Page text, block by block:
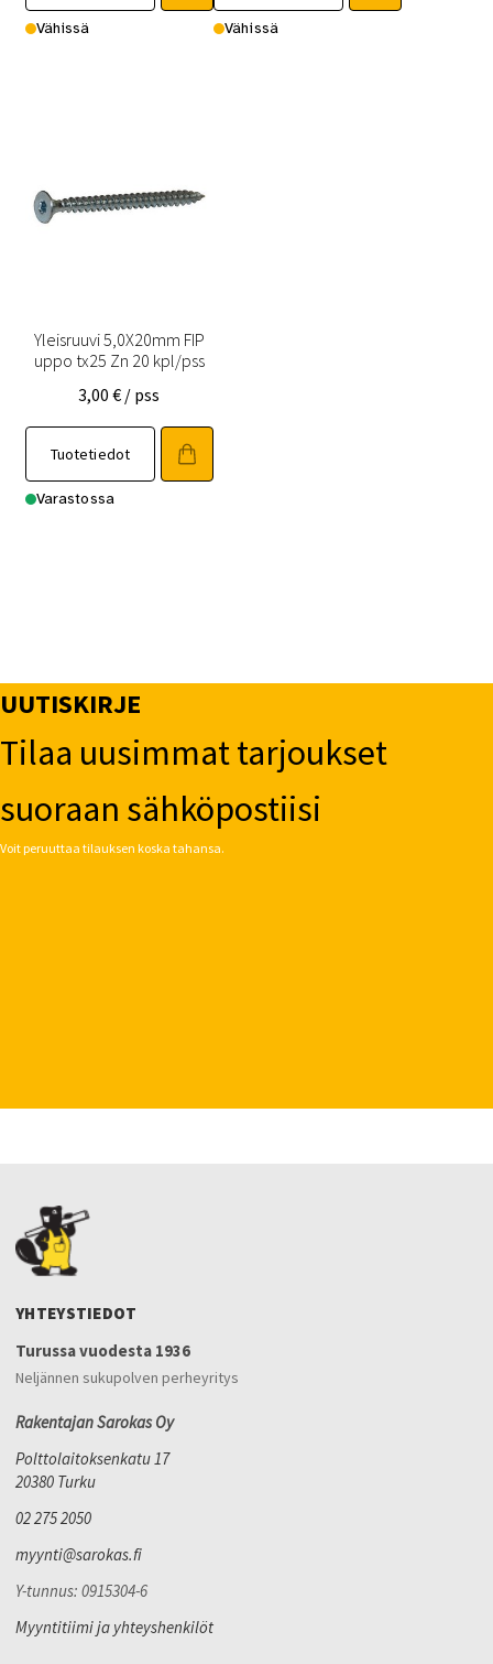
Vähissä Vähissä
Yleisruuvi 5,0X20mm FIP
uppo tx25 Zn 20 kpl/pss
3,00€ / pss
Tuotetiedot
Varastossa
UUTISKIRJE
Tilaa uusimmat tarjoukset
suoraan sähköpostiisi
Voit peruuttaa tilauksen koska tahansa.
YHTEYSTIEDOT
Turussa vuodesta 1936
Neljännen sukupolven perheyritys
Rakentajan Sarokas Oy
Polttolaitoksenkatu 17
20380 Turku
02 275 2050
myynti@sarokas.fi
Y-tunnus: 0915304-6
Myyntitiimi ja yhteyshenkilöt